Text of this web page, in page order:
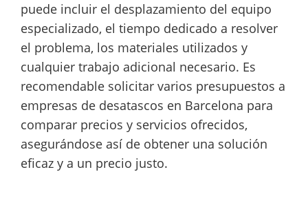
puede incluir el desplazamiento del equipo
especializado, el tiempo dedicado a resolver
el problema, los materiales utilizados y
cualquier trabajo adicional necesario. Es
recomendable solicitar varios presupuestos a
empresas de desatascos en Barcelona para
comparar precios y servicios ofrecidos,
asegurándose así de obtener una solución
eficaz y a un precio justo.